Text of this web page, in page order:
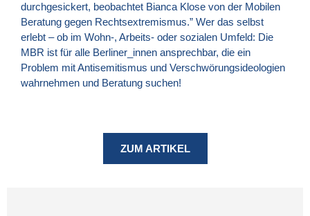
durchgesickert, beobachtet Bianca Klose von der Mobilen
Beratung gegen Rechtsextremismus.” Wer das selbst
erlebt – ob im Wohn-, Arbeits- oder sozialen Umfeld: Die
MBR ist für alle Berliner_innen ansprechbar, die ein
Problem mit Antisemitismus und Verschwörungsideologien
wahrnehmen und Beratung suchen!
ZUM ARTIKEL